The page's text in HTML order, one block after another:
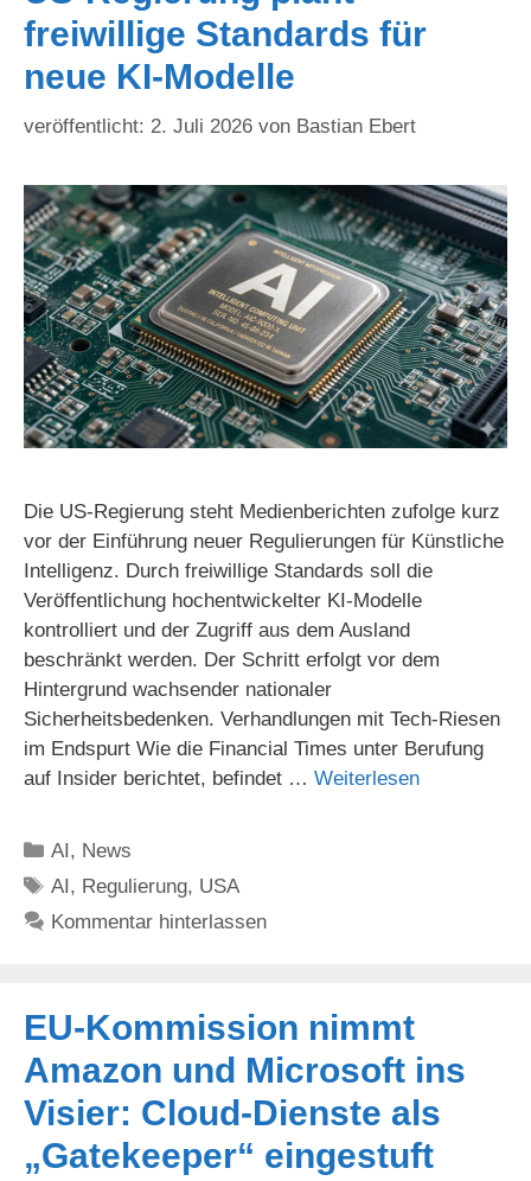
freiwillige Standards für
neue KI-Modelle
2. Juli 2026 von Bastian Ebert
Die US-Regierung steht Medienberichten zufolge kurz
vor der Einführung neuer Regulierungen für Künstliche
Intelligenz. Durch freiwillige Standards soll die
Veröffentlichung hochentwickelter KI-Modelle
kontrolliert und der Zugriff aus dem Ausland
beschränkt werden. Der Schritt erfolgt vor dem
Hintergrund wachsender nationaler
Sicherheitsbedenken. Verhandlungen mit Tech-Riesen
im Endspurt Wie die Financial Times unter Berufung
auf Insider berichtet, befindet … Weiterlesen
Kategorien
AI, News
Schlagwörter
AI, Regulierung, USA
Kommentar hinterlassen
EU-Kommission nimmt
Amazon und Microsoft ins
Visier: Cloud-Dienste als
„Gatekeeper“ eingestuft